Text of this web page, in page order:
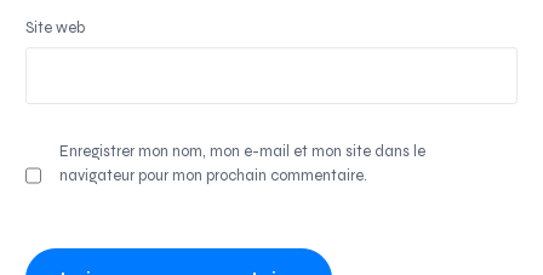
Site web
Enregistrer mon nom, mon e-mail et mon site dans le
navigateur pour mon prochain commentaire.